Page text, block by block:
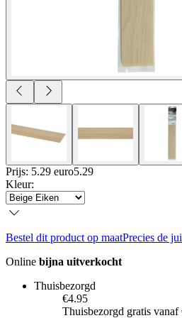
Prijs: 5.29 euro5.29
Kleur:
Bestel dit product op maatPrecies de
Online bijna uitverkocht
Thuisbezorgd
€4.95
Thuisbezorgd gratis vanaf